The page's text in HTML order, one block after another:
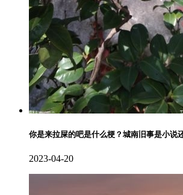
你是来拉屎的吧是什么梗？城南旧事是小说
2023-04-20